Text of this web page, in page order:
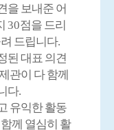
을 보내준 어
30점을 드리
드립니다.
된 대표 의견
관이 다 함께
다.
유익한 활동
께 열심히 활